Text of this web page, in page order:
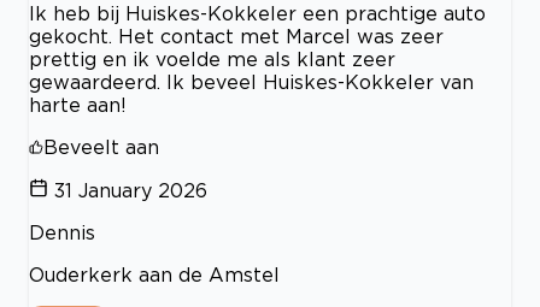
Ik heb bij Huiskes-Kokkeler een prachtige auto
gekocht. Het contact met Marcel was zeer
prettig en ik voelde me als klant zeer
gewaardeerd. Ik beveel Huiskes-Kokkeler van
harte aan!
Beveelt aan
31 January 2026
Dennis
Ouderkerk aan de Amstel